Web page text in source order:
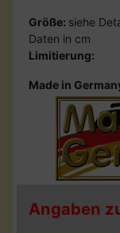
Größe: siehe
Daten in cm
Limitierung:
Made in
Angaben